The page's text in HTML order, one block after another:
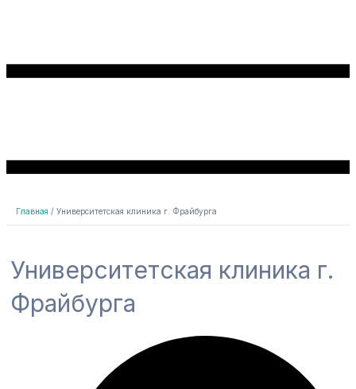
Главная Университетская клиника г. Фрайбурга
Университетская клиника г.
Фрайбурга